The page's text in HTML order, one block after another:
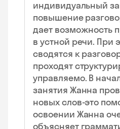
индивидуальный
повышение
дает возможность
в устной речи. При
сводятся к
проходят
управляемо. В
занятия Жанна
новых слов-это
освоении Жанна
объясняет